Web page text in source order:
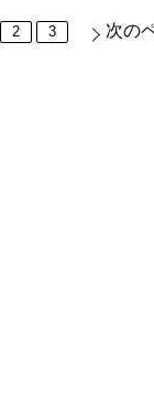
2 3 次の